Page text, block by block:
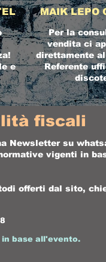
e
MAIK LEPO
Per la
vendita ci
direttamente
Referente
fiscali
Newsletter su
vigenti in
offerti dal sito,
base all'evento.